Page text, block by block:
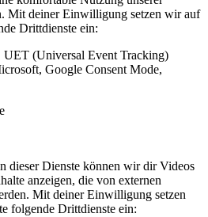
Mit deiner Einwilligung setzen wir auf
Drittdienste ein:
UET (Universal Event Tracking)
Google Consent Mode,
dieser Dienste können wir dir Videos
anzeigen, die von externen
Mit deiner Einwilligung setzen
folgende Drittdienste ein: